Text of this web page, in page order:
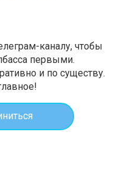
каналу, чтобы
первыми.
и по существу.